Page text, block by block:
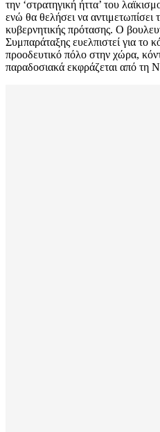
την ‘στρατηγική ήττα’ του
ενώ θα θελήσει να
κυβερνητικής πρότασης. Ο
Συμπαράταξης ευελπιστεί για το
προοδευτικό πόλο στην χώρα,
παραδοσιακά εκφράζεται από τη